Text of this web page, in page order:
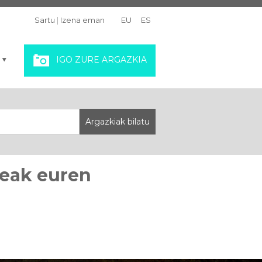
Sartu | Izena eman EU ES
IGO ZURE ARGAZKIA
euren